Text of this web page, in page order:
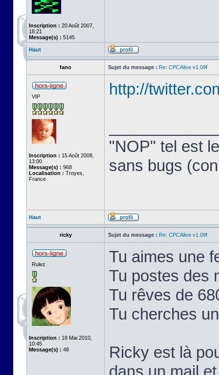
Inscription : 20 Août 2007,
18:21
Message(s) : 5145
Haut
fano Sujet du message : Re: CPCAlive v1.09f
VIP
Inscription : 15 Août 2008,
13:00
Message(s) : 968
Localisation : Troyes,
France
http://
"NOP" tel est
sans bugs
Haut
ricky Sujet du message : Re: CPCAlive v1.09f
Rulez
Inscription : 18 Mai 2010,
10:45
Message(s) : 48
Tu aimes une
Tu postes des
Tu rêves de
Tu cherches
Ricky est là
dans un mail